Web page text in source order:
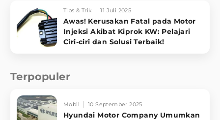
Tips & Trik 11 Juli 2025
Awas! Kerusakan Fatal pada Motor
Injeksi Akibat Kiprok KW: Pelajari
Ciri-ciri dan Solusi Terbaik!
Terpopuler
Mobil 10 September 2025
Hyundai Motor Company Umumkan